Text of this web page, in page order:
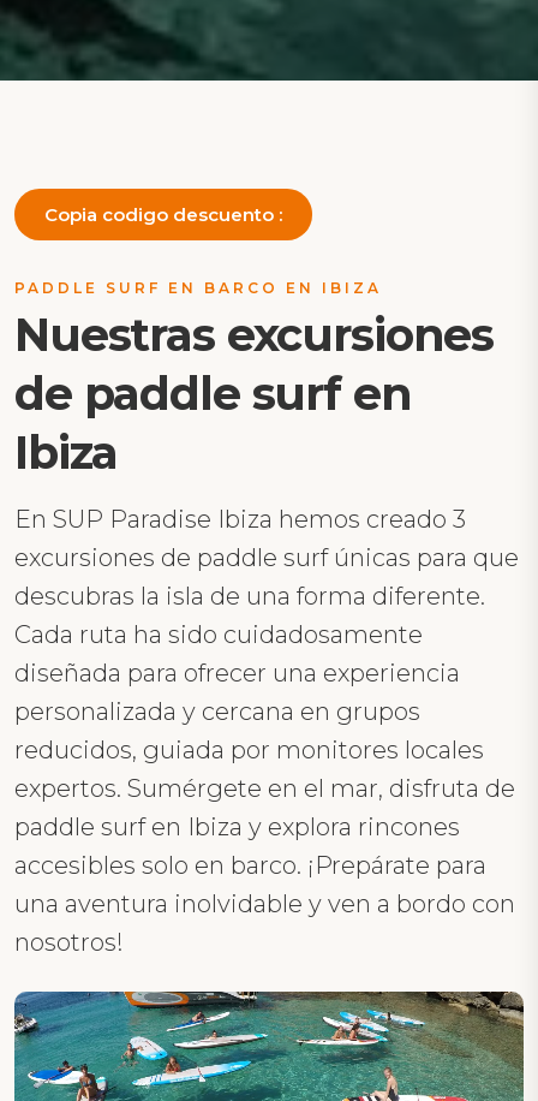
Copia codigo descuento :
PADDLE SURF EN BARCO EN IBIZA
Nuestras excursiones
de paddle surf en
Ibiza
En SUP Paradise Ibiza hemos creado 3
excursiones de paddle surf únicas para que
descubras la isla de una forma diferente.
Cada ruta ha sido cuidadosamente
diseñada para ofrecer una experiencia
personalizada y cercana en grupos
reducidos, guiada por monitores locales
expertos. Sumérgete en el mar, disfruta de
paddle surf en Ibiza y explora rincones
accesibles solo en barco. ¡Prepárate para
una aventura inolvidable y ven a bordo con
nosotros!